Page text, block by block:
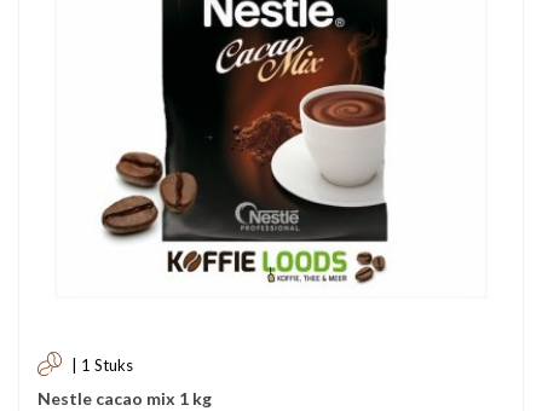
| 1 Stuks
Nestle cacao mix 1 kg